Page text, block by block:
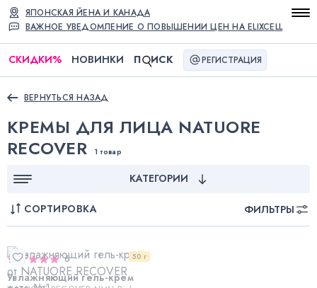
ВАЖНОЕ УВЕДОМЛЕНИЕ О ПОВЫШЕНИИ ЦЕН НА ELIXCELL
ЯПОНСКАЯ ЙЕНА И КАНАДА
СКИДКИ% НОВИНКИ П ИСК РЕГИСТРАЦИЯ
ВЕРНУТЬСЯ НАЗАД
КРЕМЫ ДЛЯ ЛИЦА NATUORE
RECOVER
1 товар
КАТЕГОРИИ
СОРТИРОВКА ФИЛЬТРЫ
50 г
6
Увлажняющий гель-крем